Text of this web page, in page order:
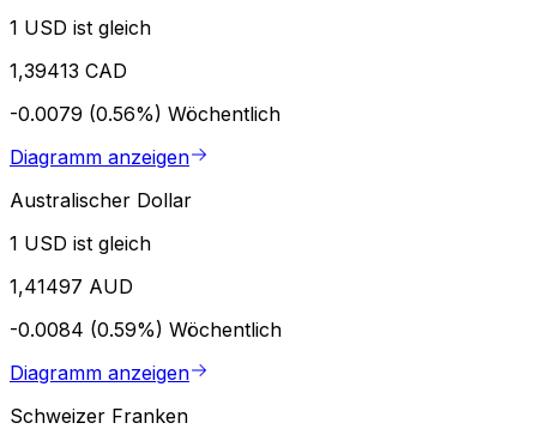
1 USD ist gleich
1,39413 CAD
-0.0079 (0.56%) Wöchentlich
Diagramm anzeigen
Australischer Dollar
1 USD ist gleich
1,41497 AUD
-0.0084 (0.59%) Wöchentlich
Diagramm anzeigen
Schweizer Franken